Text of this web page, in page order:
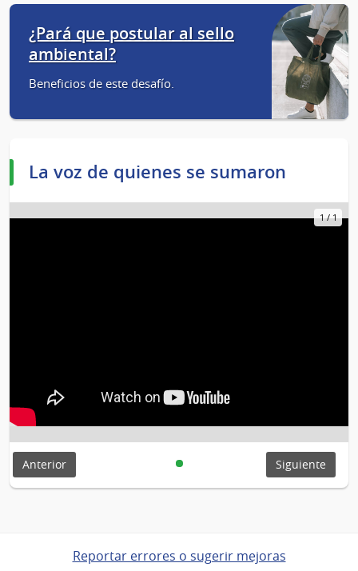
¿Pará que postular al sello
ambiental?
Beneficios de este desafío.
La voz de quienes se sumaron
1/1
Anterior Siguiente
Reportar errores o sugerir mejoras